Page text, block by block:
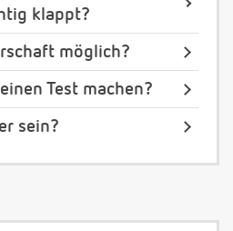
klappt?
möglich?
Test machen?
sein?